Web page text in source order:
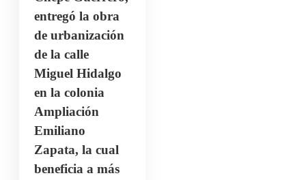
entregó la obra
de urbanización
de la calle
Miguel Hidalgo
en la colonia
Ampliación
Emiliano
Zapata, la cual
beneficia a más